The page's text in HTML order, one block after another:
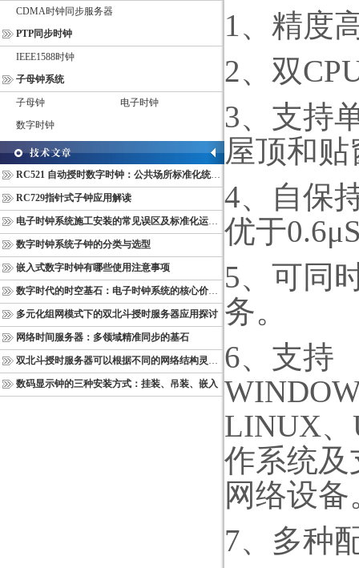
CDMA时钟同步服务器
PTP同步时钟
IEEE1588时钟
子母钟系统
子母钟
电子时钟
数字时钟
RC521 自动授时数字时钟：公共场所标准化统一计时终端
RC729指针式子钟应用解读
电子时钟系统施工安装的常见误区及标准化运维管理规范
数字时钟系统子钟的分类与选型
嵌入式数字时钟有哪些使用注意事项
数字时代的时空基石：电子时钟系统的核心价值与多维意义
多元化组网模式下的双北斗授时服务器应用探讨
网络时间服务器：多领域精准同步的基石
双北斗授时服务器可以根据不同的网络结构灵活部署
数码显示钟的三种安装方式：挂装、吊装、嵌入
1、精度
2、双
3、支持
屋顶和
4、自保
优于0.6μ
5、可同
务。
6、支持
LINUX、
作系统及
网络设备
7、多种